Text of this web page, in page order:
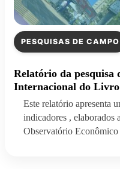
PESQUISAS DE CAMPO
Relatório da pesquisa
Internacional do
Este relatório apresenta
indicadores , elaborados
Observatório Econômico